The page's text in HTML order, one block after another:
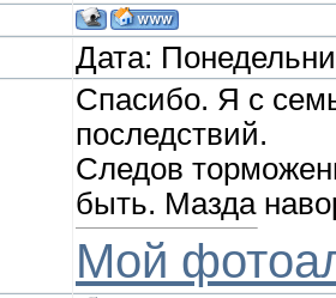
Дата:
Спасибо. Я с
последствий.
Следов
быть. Мазда
Мой